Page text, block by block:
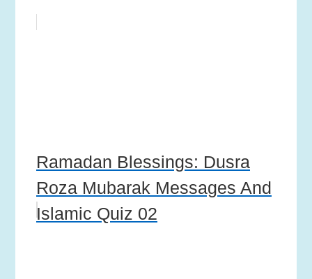
Ramadan Blessings: Dusra
Roza Mubarak Messages And
Islamic Quiz 02